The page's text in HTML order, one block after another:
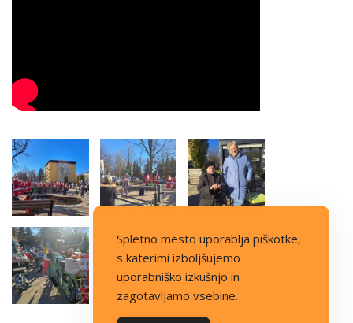
Spletno mesto uporablja piškotke,
s katerimi izboljšujemo
uporabniško izkušnjo in
zagotavljamo vsebine.